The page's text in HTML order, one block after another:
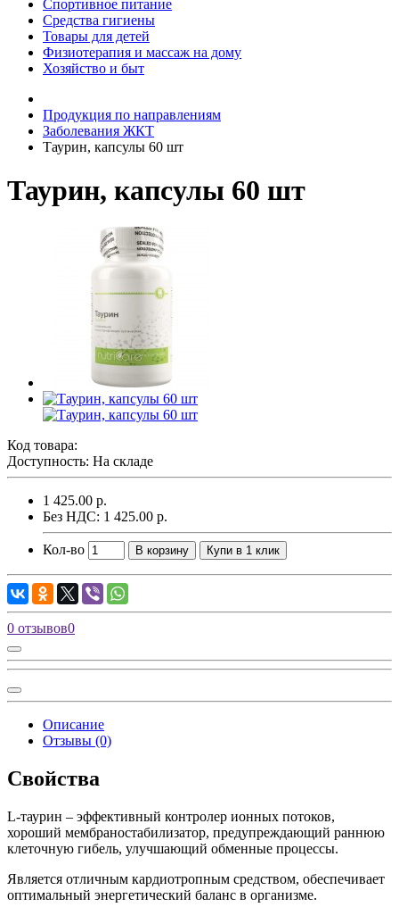
Спортивное питание
Средства гигиены
Товары для детей
Физиотерапия и массаж на дому
Хозяйство и быт
Продукция по направлениям
Заболевания ЖКТ
Таурин, капсулы 60 шт
Таурин, капсулы 60 шт
Код товара:
Доступность: На складе
1 425.00 р.
Без НДС: 1 425.00 р.
Кол-во В корзину Купи в 1 клик
0 отзывов0
Описание
Отзывы (0)
Свойства
L-таурин – эффективный контролер ионных потоков,
хороший мембраностабилизатор, предупреждающий раннюю
клеточную гибель, улучшающий обменные процессы.
Является отличным кардиотропным средством, обеспечивает
оптимальный энергетический баланс в организме.